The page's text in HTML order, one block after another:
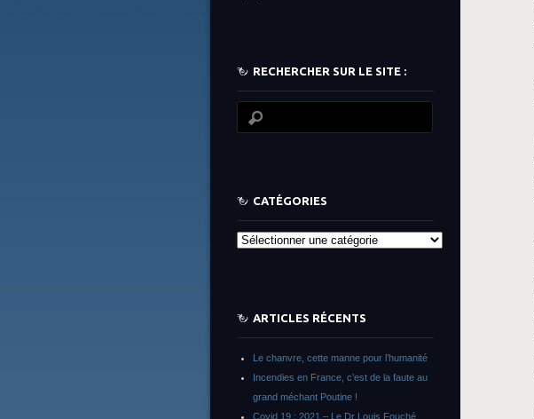
RECHERCHER SUR LE SITE :
CATÉGORIES
Catégories
ARTICLES RÉCENTS
Le chanvre, cette manne pour l’humanité
Incendies en France, c’est de la faute au
grand méchant Poutine !
Covid 19 : 2021 – Le Dr Louis Fouché